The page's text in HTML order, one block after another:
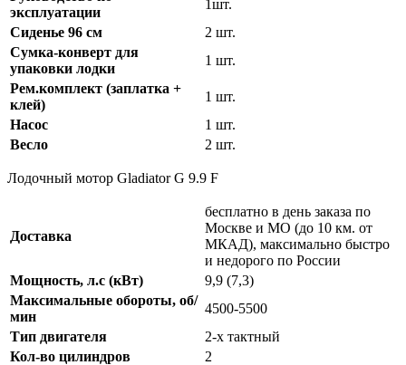
эксплуатации
1шт.
Сиденье 96 см
2 шт.
Сумка-конверт для
упаковки лодки
1 шт.
Рем.комплект (заплатка +
клей)
1 шт.
Насос
1 шт.
Весло
2 шт.
Лодочный мотор Gladiator G 9.9 F
Доставка
бесплатно в день заказа по
Москве и МО (до 10 км. от
МКАД), максимально быстро
и недорого по России
Мощность, л.с (кВт)
9,9 (7,3)
Максимальные обороты, об/
мин
4500-5500
Тип двигателя
2-х тактный
Кол-во цилиндров
2